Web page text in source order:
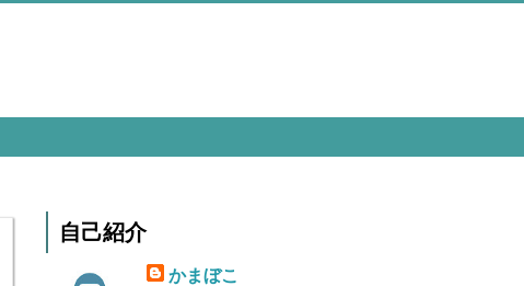
自己紹介
かまぼこ